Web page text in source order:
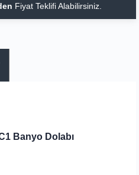
Fiyat Teklifi Alabilirsiniz.
Banyo Dolabı